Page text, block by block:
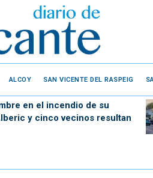
ALCOY SAN VICENTE DEL RASPEIG
en el incendio de su
y cinco vecinos resultan